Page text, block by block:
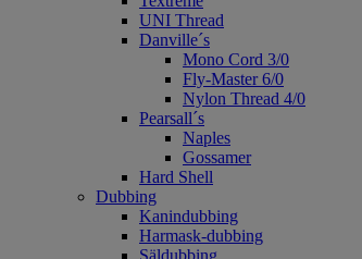
UNI Thread
Danville´s
Mono Cord 3/0
Fly-Master 6/0
Nylon Thread 4/0
Pearsall´s
Naples
Gossamer
Hard Shell
Dubbing
Kanindubbing
Harmask-dubbing
Säldubbing